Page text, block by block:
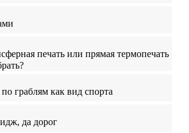
печать или прямая термопечать
граблям как вид спорта
да дорог